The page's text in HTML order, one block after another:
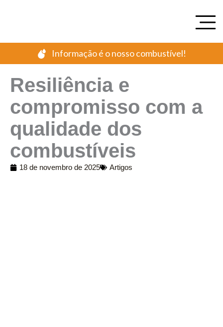
Informação é o nosso combustível!
Resiliência e
compromisso com a
qualidade dos
combustíveis
18 de novembro de 2025 Artigos